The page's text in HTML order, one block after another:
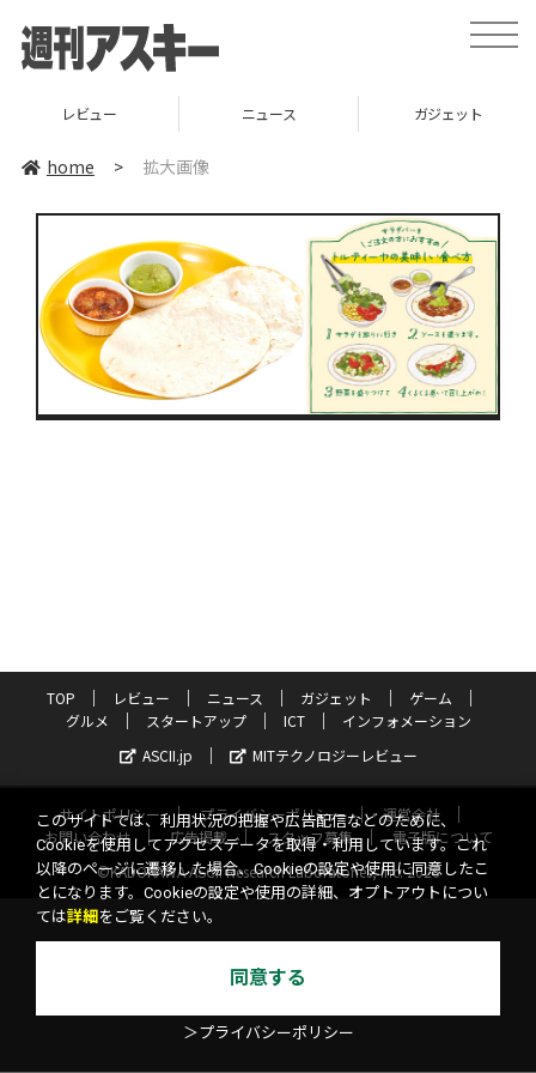
toggle
レビュー ニュース ガジェット
home > 拡大画像
TOP レビュー ニュース ガジェット
ゲーム
グルメ
スタートアップ ICT
インフォメーション
ASCII.jp
MITテクノロジーレビュー
サイトポリシー プライバシーポリシー
運営会社
お問い合わせ
広告掲載 スタッフ募集
電子版について
©KADOKAWA ASCII Research Laboratories, Inc. 2026
このサイトでは、利用状況の把握や広告配信などのために、
Cookieを使用してアクセスデータを取得・利用しています。これ
以降のページに遷移した場合、Cookieの設定や使用に同意したこ
とになります。Cookieの設定や使用の詳細、オプトアウトについ
ては詳細 をご覧ください。
同意する
＞プライバシーポリシー